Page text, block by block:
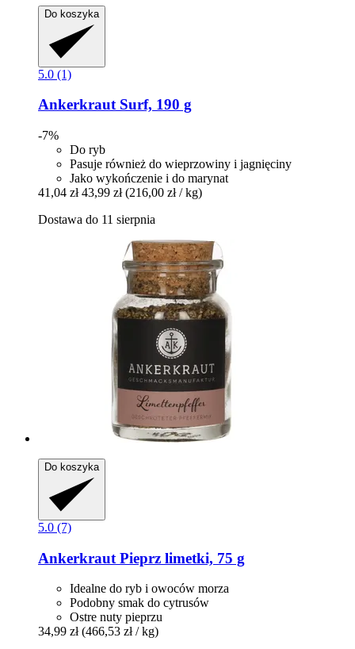
Do koszyka
5.0 (1)
AnkerkrautSurf, 190 g
-7%
Do ryb
Pasuje również do wieprzowiny i jagnięciny
Jako wykończenie i do marynat
41,04 zł 43,99 zł (216,00 zł / kg)
Dostawa do 11 sierpnia
Do koszyka
5.0 (7)
Ankerkraut Pieprz limetki, 75 g
Idealne do ryb i owoców morza
Podobny smak do cytrusów
Ostre nuty pieprzu
34,99 zł (466,53 zł / kg)